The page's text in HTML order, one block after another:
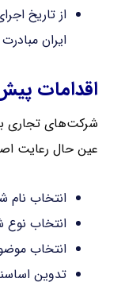
از تاریخ
ایران
اقدامات
شرکت‌های تجاری
عین حال رعایت
انتخاب نام
انتخاب
انتخاب
تدوین